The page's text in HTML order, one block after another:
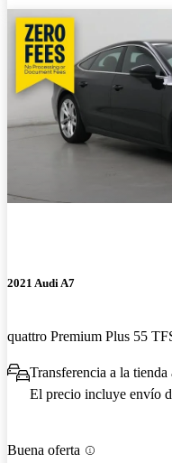
2021 Audi A7
quattro Premium Plus 55
Transferencia a la
El precio incluye envío
Buena oferta